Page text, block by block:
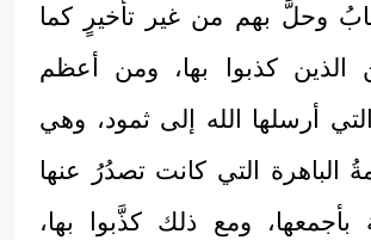
وحلَّ بهم من غير تأخيرٍ كما
الذين كذبوا بها، ومن أعظم
التي أرسلها الله إلى ثمود، وهي
الباهرة التي كانت تصدُرُ عنها
بأجمعها، ومع ذلك كذَّبوا بها،